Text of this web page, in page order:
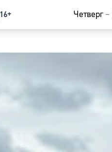
16+ Четверг –